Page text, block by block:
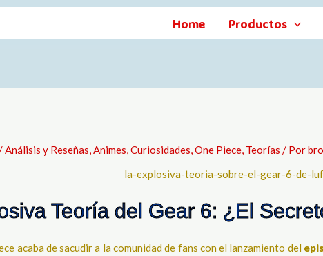
Home Productos
Análisis y Reseñas,Animes,Curiosidades,One Piece, Teorías / Por
Teoría del Gear 6: ¿El
acaba de sacudir a la comunidad de fans con el lanzamiento del